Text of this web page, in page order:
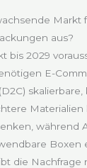
Markt
aus?
bis 2029
E-
Materialien
während
Boxen
die Nachfrage